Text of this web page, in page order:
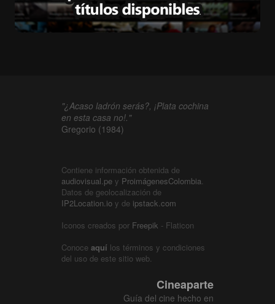
"¿Acaso ladrón serás?, ¡Plata cochina
en esta casa no!."
Gregorio (1984)
Contiene información obtenida de
audiovisual.pe y ProimágenesColombia.
Datos de geolocalización de
IP2Location.io y de ipstack.com
Iconos creados por Freepik - Flaticon
Conoce aquí los términos y condiciones
del uso de este sitio web.
Cineaparte
Guía del cine hecho en